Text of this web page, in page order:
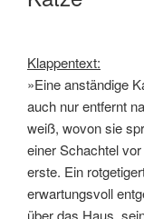
Klappentext:
»Eine anständige
auch nur entfernt
weiß, wovon sie
einer Schachtel
erste. Ein
erwartungsvoll
über das Haus,